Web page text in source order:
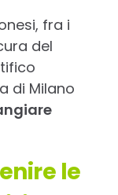
fra i
del
di Milano
le